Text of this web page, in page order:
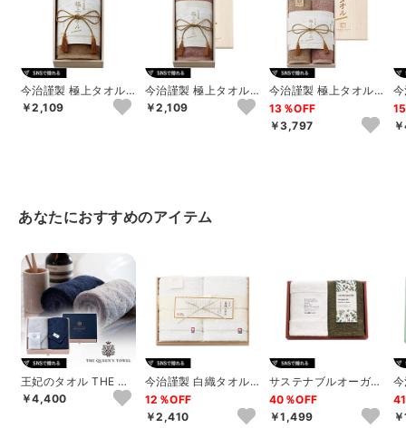
今治謹製 極上タオル
木箱入りフェイスタオ
ル（グリーン）
￥2,109
今治謹製 極上タオル
木箱入りフェイスタオ
ル（パープル）
￥2,109
今治謹製 極上タオル
木箱入りフェイスタオ
ル2P
13％OFF
￥3,797
あなたにおすすめのアイテム
王妃のタオル THE QU
EEN’S TOWEL フェ
イ...
￥4,400
今治謹製 白織タオル
木箱入りフェイスタオ
ル2P
12％OFF
￥2,410
サステナブルオーガニ
ック 国際認証取得オ
ーガニック フェ...
40％OFF
￥1,499